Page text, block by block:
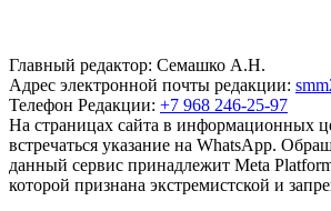
Главный редактор: Семашко А.Н.
Адрес электронной почты редакции:
Телефон Редакции: +7 968 246-25-97
На страницах сайта в информационных
встречаться указание на WhatsApp.
данный сервис принадлежит Meta
которой признана экстремистской и